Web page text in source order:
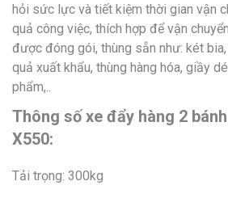
hỏi sức lực và tiết kiệm thời gian vận
quả công việc, thích hợp để vận
được đóng gói, thùng sẵn như: két
quả xuất khẩu, thùng hàng hóa, giầy
phẩm,..
Thông số xe đẩy hàng 2
X550:
Tải trọng: 300kg